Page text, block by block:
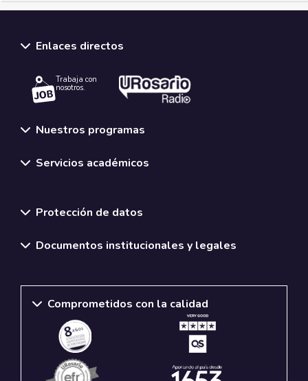
Enlaces directos
Trabaja con
nosotros.
Nuestros programas
Servicios académicos
Protección de datos
Documentos institucionales y legales
Comprometidos con la calidad